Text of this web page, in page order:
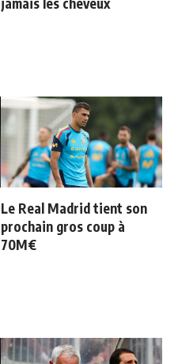
Le Real Madrid tient son
prochain gros coup à
70M€